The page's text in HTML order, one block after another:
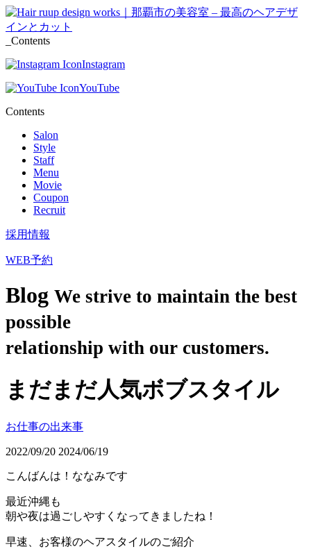
_Contents
Instagram
YouTube
Contents
Salon
Style
Staff
Menu
Movie
Coupon
Recruit
採用情報
WEB予約
Blog We strive to maintain the best
possible
relationship with our customers.
まだまだ人気ボブスタイル
お仕事の出来事
2022/09/20 2024/06/19
こんばんは！ななみです
最近沖縄も
朝や夜は過ごしやすくなってきましたね！
早速、お客様のヘアスタイルのご紹介